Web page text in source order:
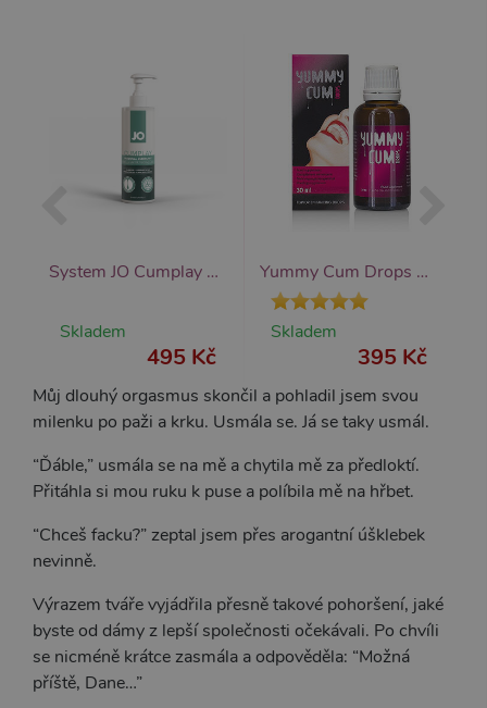
System JO Cumplay Lubricant (240 ml), lubrikant umělé spermie
Skladem
495 Kč
Yummy Cum Drops 30ml, kapky zlepšující chuť sperma
Skladem
395 Kč
Můj dlouhý orgasmus skončil a pohladil jsem svou
milenku po paži a krku. Usmála se. Já se taky usmál.
“Ďáble,” usmála se na mě a chytila mě za předloktí.
Přitáhla si mou ruku k puse a políbila mě na hřbet.
“Chceš facku?” zeptal jsem přes arogantní úšklebek
nevinně.
Výrazem tváře vyjádřila přesně takové pohoršení, jaké
byste od dámy z lepší společnosti očekávali. Po chvíli
se nicméně krátce zasmála a odpověděla: “Možná
příště, Dane…”